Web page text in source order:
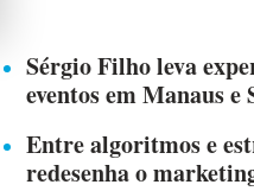
Sérgio Filho leva
eventos em Manaus e
Entre algoritmos e
redesenha o